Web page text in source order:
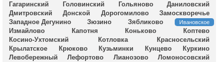
Гагаринский
Головинский Гольяново
Даниловский
Дмитровский
Донской Дорогомилово
Замоскворечье
Западное Дегунино
Зюзино Зябликово Ивановское
Измайлово Капотня Коньково
Коптево
Косино-Ухтомский
Котловка
Красносельский
Крылатское
Крюково Кузьминки Кунцево
Куркино
Левобережный
Лефортово Лианозово
Ломоносовский